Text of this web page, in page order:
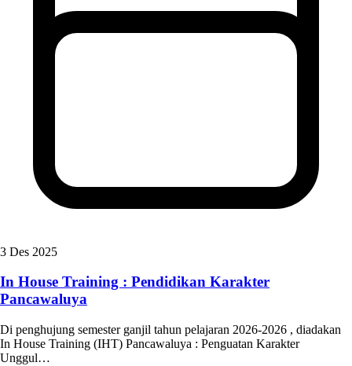
3 Des 2025
In House Training : Pendidikan Karakter
Pancawaluya
Di penghujung semester ganjil tahun pelajaran 2026-2026 , diadakan
In House Training (IHT) Pancawaluya : Penguatan Karakter
Unggul…